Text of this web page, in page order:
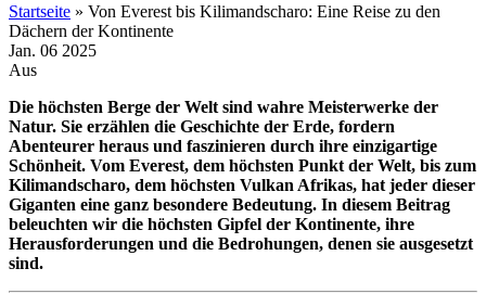
Startseite » Von Everest bis Kilimandscharo: Eine Reise zu den
Dächern der Kontinente
Jan. 06 2025
Aus
Die höchsten Berge der Welt sind wahre Meisterwerke der
Natur. Sie erzählen die Geschichte der Erde, fordern
Abenteurer heraus und faszinieren durch ihre einzigartige
Schönheit. Vom Everest, dem höchsten Punkt der Welt, bis zum
Kilimandscharo, dem höchsten Vulkan Afrikas, hat jeder dieser
Giganten eine ganz besondere Bedeutung. In diesem Beitrag
beleuchten wir die höchsten Gipfel der Kontinente, ihre
Herausforderungen und die Bedrohungen, denen sie ausgesetzt
sind.